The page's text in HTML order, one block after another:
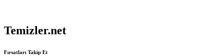
Temizler.net
Fırsatları Takip Et